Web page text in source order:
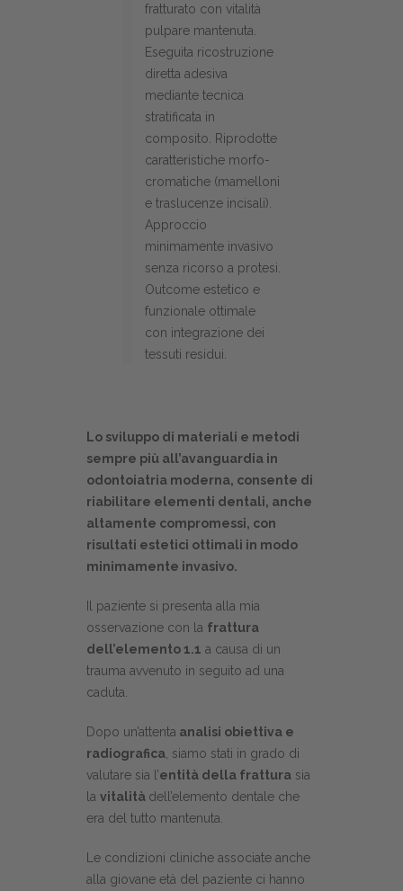
fratturato con vitalità
pulpare mantenuta.
Eseguita ricostruzione
diretta adesiva
mediante tecnica
stratificata in
composito. Riprodotte
caratteristiche morfo-
cromatiche (mamelloni
e traslucenze incisali).
Approccio
minimamente invasivo
senza ricorso a protesi.
Outcome estetico e
funzionale ottimale
con integrazione dei
tessuti residui.
Lo sviluppo di materiali e metodi
sempre più all’avanguardia in
odontoiatria moderna, consente di
riabilitare elementi dentali, anche
altamente compromessi, con
risultati estetici ottimali in modo
minimamente invasivo.
Il paziente si presenta alla mia
osservazione con la frattura
dell’elemento 1.1 a causa di un
trauma avvenuto in seguito ad una
caduta.
Dopo un’attenta analisi obiettiva e
radiografica, siamo stati in grado di
valutare sia l’entità della fratturasia
la vitalità dell’elemento dentale che
era del tutto mantenuta.
Le condizioni cliniche associate anche
alla giovane età del paziente ci hanno